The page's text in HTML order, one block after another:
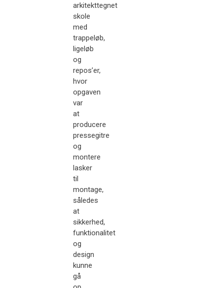
arkitekttegnet
skole
med
trappeløb,
ligeløb
og
repos’er,
hvor
opgaven
var
at
producere
pressegitre
og
montere
lasker
til
montage,
således
at
sikkerhed,
funktionalitet
og
design
kunne
gå